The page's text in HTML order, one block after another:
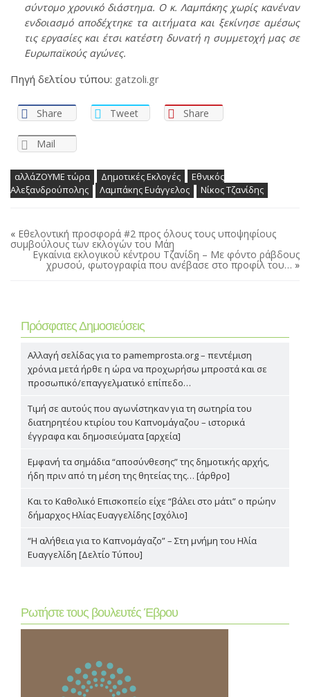
σύντομο χρονικό διάστημα. Ο κ. Λαμπάκης χωρίς κανέναν
ενδοιασμό αποδέχτηκε τα αιτήματα και ξεκίνησε αμέσως
τις εργασίες και έτσι κατέστη δυνατή η συμμετοχή μας σε
Ευρωπαϊκούς αγώνες.
Πηγή δελτίου τύπου: gatzoli.gr
Share Tweet Share
Mail
αλλάΖΟΥΜΕ τώρα Δημοτικές Εκλογές
Εθνικός
Αλεξανδρούπολης
Λαμπάκης Ευάγγελος Νίκος Τζανίδης
« Εθελοντική προσφορά #2 προς όλους τους υποψηφίους
συμβούλους των εκλογών του Μάη
Εγκαίνια εκλογικού κέντρου Τζανίδη – Με φόντο ράβδους
χρυσού, φωτογραφία που ανέβασε στο προφίλ του… »
Πρόσφατες Δημοσιεύσεις
Αλλαγή σελίδας για το pamemprosta.org – πεντέμιση
χρόνια μετά ήρθε η ώρα να προχωρήσω μπροστά και σε
προσωπικό/επαγγελματικό επίπεδο…
Τιμή σε αυτούς που αγωνίστηκαν για τη σωτηρία του
διατηρητέου κτιρίου του Καπνομάγαζου – ιστορικά
έγγραφα και δημοσιεύματα [αρχεία]
Εμφανή τα σημάδια “αποσύνθεσης” της δημοτικής αρχής,
ήδη πριν από τη μέση της θητείας της… [άρθρο]
Και το Καθολικό Επισκοπείο είχε “βάλει στο μάτι” ο πρώην
δήμαρχος Ηλίας Ευαγγελίδης [σχόλιο]
“Η αλήθεια για το Καπνομάγαζο” – Στη μνήμη του Ηλία
Ευαγγελίδη [Δελτίο Τύπου]
Ρωτήστε τους βουλευτές Έβρου